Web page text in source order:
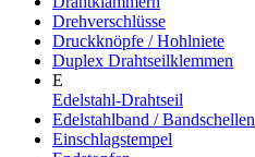
Drehverschlüsse
Druckknöpfe / Hohlniete
Duplex Drahtseilklemmen
E
Edelstahl-Drahtseil
Edelstahlband / Bandschellen
Einschlagstempel